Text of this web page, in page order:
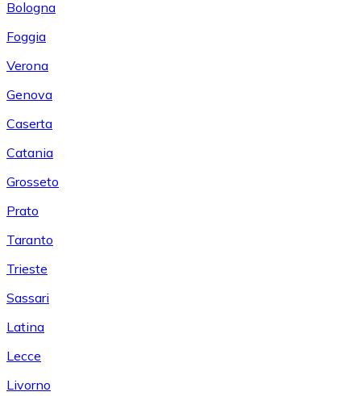
Bologna
Foggia
Verona
Genova
Caserta
Catania
Grosseto
Prato
Taranto
Trieste
Sassari
Latina
Lecce
Livorno